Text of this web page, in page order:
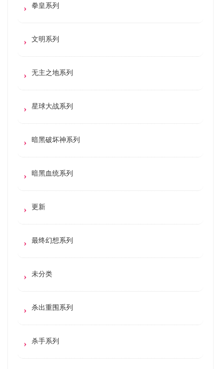
拳皇系列
文明系列
无主之地系列
星球大战系列
暗黑破坏神系列
暗黑血统系列
更新
最终幻想系列
未分类
杀出重围系列
杀手系列